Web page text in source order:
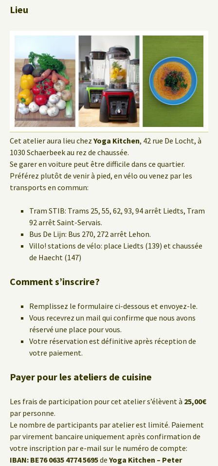
Lieu
Cet atelier aura lieu chez Yoga Kitchen, 42 rue De Locht, à
1030 Schaerbeek au rez de chaussée.
Se garer en voiture peut être difficile dans ce quartier.
Préférez plutôt de venir à pied, en vélo ou venez par les
transports en commun:
Tram STIB: Trams 25, 55, 62, 93, 94 arrêt Liedts, Tram
92 arrêt Saint-Servais.
Bus De Lijn: Bus 270, 272 arrêt Lehon.
Villo! stations de vélo: place Liedts (139) et chaussée
de Haecht (147)
Comment s’inscrire?
Remplissez le formulaire ci-dessous et envoyez-le.
Vous recevrez un mail qui confirme que nous avons
réservé une place pour vous.
Votre réservation est définitive après réception de
votre paiement.
Payer pour les ateliers de cuisine
Les frais de participation pour cet atelier s’élèvent à 25,00€
par personne.
Le nombre de participants par atelier est limité. Paiement
par virement bancaire uniquement après confirmation de
votre inscription par e-mail sur le numéro de compte:
IBAN: BE76 0635 4774 5695de Yoga Kitchen – Peter